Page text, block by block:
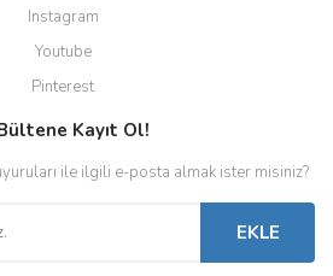
Instagram
Youtube
Pinterest
Kayıt Ol!
ile ilgili e-posta almak ister misiniz?
EKLE